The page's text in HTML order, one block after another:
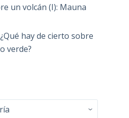
un volcán (I): Mauna
¿Qué hay de cierto sobre
verde?